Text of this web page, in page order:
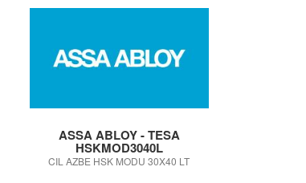
ASSA ABLOY - TESA
HSKMOD3040L
CIL AZBE HSK MODU 30X40 LT